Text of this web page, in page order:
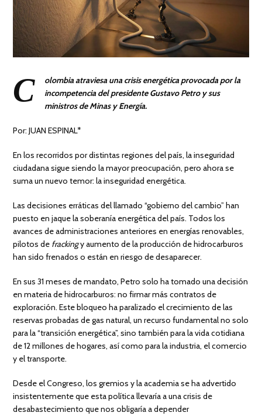
C
olombia atraviesa una crisis energética provocada por la
incompetencia del presidente Gustavo Petro y sus
ministros de Minas y Energía.
Por: JUAN ESPINAL*
En los recorridos por distintas regiones del país, la inseguridad
ciudadana sigue siendo la mayor preocupación, pero ahora se
suma un nuevo temor: la inseguridad energética.
Las decisiones erráticas del llamado “gobierno del cambio” han
puesto en jaque la soberanía energética del país. Todos los
avances de administraciones anteriores en energías renovables,
pilotos de frackingy aumento de la producción de hidrocarburos
han sido frenados o están en riesgo de desaparecer.
En sus 31 meses de mandato, Petro solo ha tomado una decisión
en materia de hidrocarburos: no firmar más contratos de
exploración. Este bloqueo ha paralizado el crecimiento de las
reservas probadas de gas natural, un recurso fundamental no solo
para la “transición energética”, sino también para la vida cotidiana
de 12 millones de hogares, así como para la industria, el comercio
y el transporte.
Desde el Congreso, los gremios y la academia se ha advertido
insistentemente que esta política llevaría a una crisis de
desabastecimiento que nos obligaría a depender